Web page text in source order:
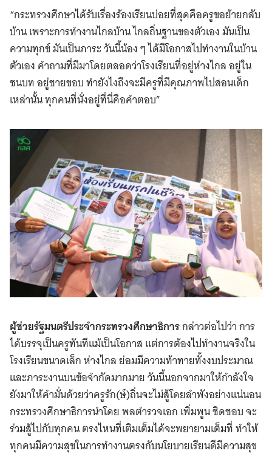
“กระทรวงศึกษาได้รับเรื่องร้องเรียนบ่อยที่สุดคือครูขอย้ายกลับ
บ้าน เพราะการทำงานไกลบ้าน ไกลถิ่นฐานของตัวเอง มันเป็น
ความทุกข์ มันเป็นภาระ วันนี้น้อง ๆ ได้มีโอกาสไปทำงานในบ้าน
ตัวเอง คำถามที่มีมาโดยตลอดว่าโรงเรียนที่อยู่ห่างไกล อยู่ใน
ชนบท อยู่ชายขอบ ทำยังไงถึงจะมีครูที่มีคุณภาพไปสอนเด็ก
เหล่านั้น ทุกคนที่นั่งอยู่ที่นี่คือคำตอบ”
ผู้ช่วยรัฐมนตรีประจำกระทรวงศึกษาธิการกล่าวต่อไปว่า การ
ได้บรรจุเป็นครูทันทีแม้เป็นโอกาส แต่การต้องไปทำงานจริงใน
โรงเรียนขนาดเล็ก ห่างไกล ย่อมมีความท้าทายทั้งงบประมาณ
และภาระงานบนข้อจำกัดมากมายวันนี้นอกจากมาให้กำลังใจ
ยังมาให้คำมั่นด้วยว่าครูรัก(ษ์)ถิ่นจะไม่สู้โดยลำพังอย่างแน่นอน
กระทรวงศึกษาธิการนำโดย พลตำรวจเอก เพิ่มพูน ชิดชอบ จะ
ร่วมสู้ไปกับทุกคน ตรงไหนที่เติมเต็มได้จะพยายามเต็มที่ ทำให้
ทุกคนมีความสุขในการทำงานตรงกับนโยบายเรียนดีมีความสุข